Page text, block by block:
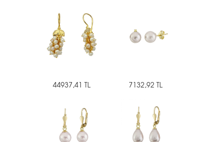
44937,41 TL 7132,92 TL